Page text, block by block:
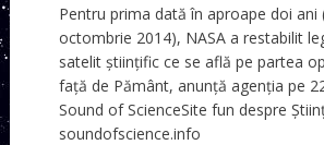
Pentru prima dată în aproape doi ani
octombrie 2014), NASA a restabilit
satelit științific ce se află pe partea
față de Pământ, anunță agenția pe
Sound of ScienceSite fun despre
soundofscience.info